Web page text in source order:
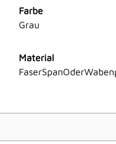
Farbe
Grau
Material